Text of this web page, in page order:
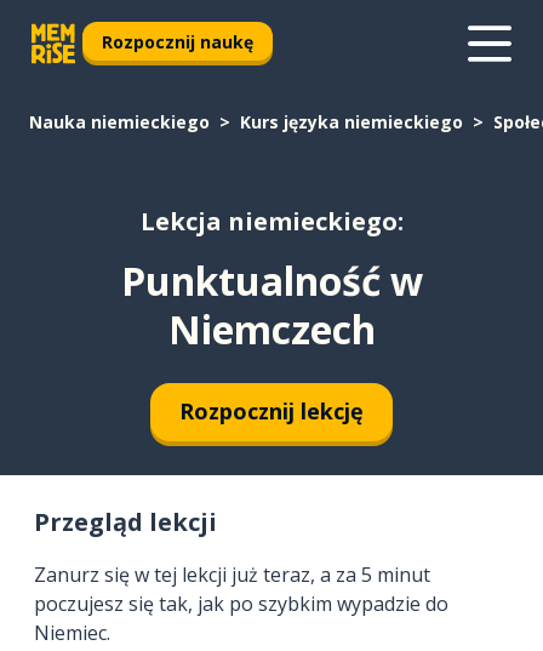
Rozpocznij naukę
Nauka niemieckiego Kurs języka niemieckiego
Lekcja niemieckiego:
Punktualność w
Niemczech
Rozpocznij lekcję
Przegląd lekcji
Zanurz się w tej lekcji już teraz, a za 5 minut
poczujesz się tak, jak po szybkim wypadzie do
Niemiec.